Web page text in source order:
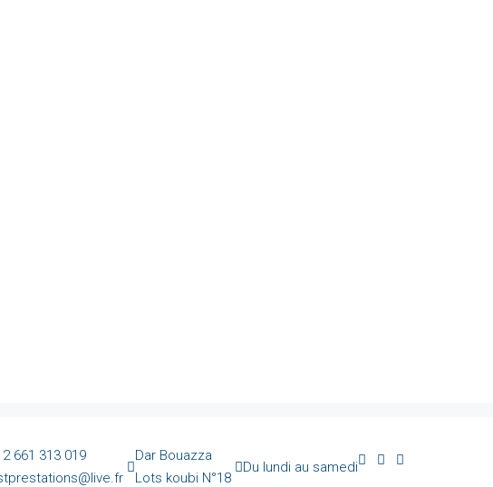
661 313 019
Dar Bouazza
Lots koubi N°18
Du lundi au samedi